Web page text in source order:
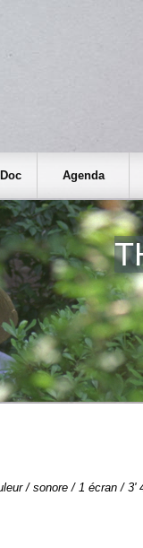
Agenda
/ sonore / 1 écran / 3'